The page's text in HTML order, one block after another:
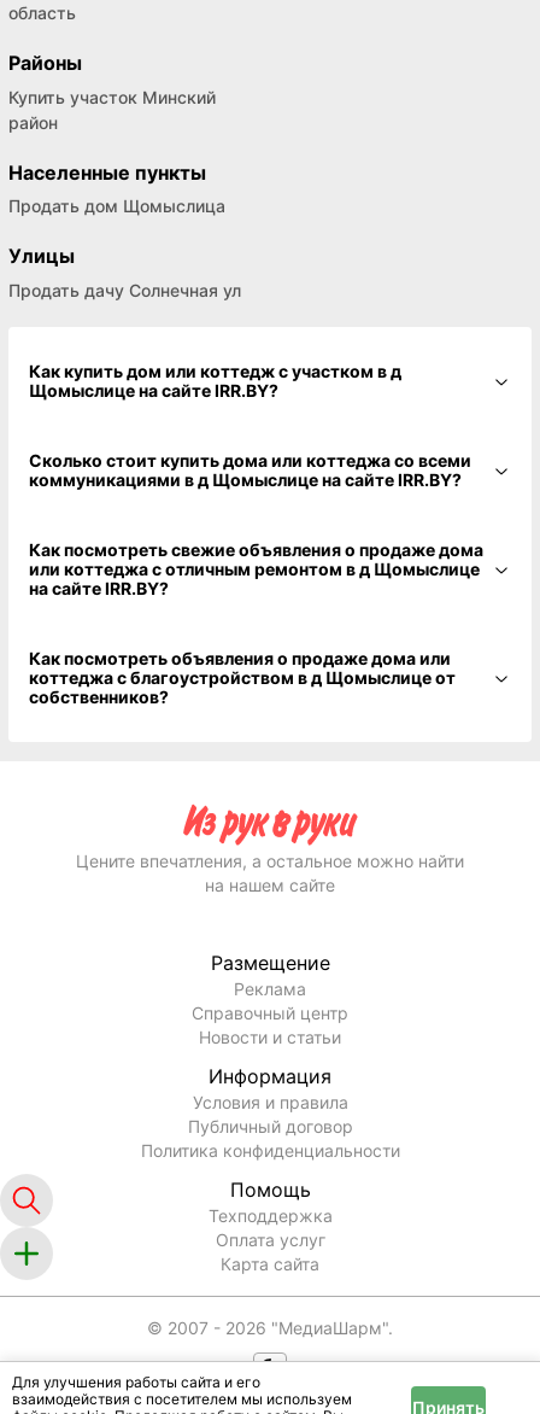
область
Районы
Купить участок Минский
район
Населенные пункты
Продать дом Щомыслица
Улицы
Продать дачу Солнечная ул
Как купить дом или коттедж с участком в д
Щомыслице на сайте IRR.BY?
Сколько стоит купить дома или коттеджа со всеми
коммуникациями в д Щомыслице на сайте IRR.BY?
Как посмотреть свежие объявления о продаже дома
или коттеджа с отличным ремонтом в д Щомыслице
на сайте IRR.BY?
Как посмотреть объявления о продаже дома или
коттеджа с благоустройством в д Щомыслице от
собственников?
Для улучшения работы сайта и его
взаимодействия с посетителем мы используем
Принять
Цените впечатления, а остальное можно найти
на нашем сайте
Размещение
Реклама
Справочный центр
Новости и статьи
Информация
Условия и правила
Публичный договор
Политика конфиденциальности
Помощь
Техподдержка
Оплата услуг
Карта сайта
© 2007 - 2026 "МедиаШарм".